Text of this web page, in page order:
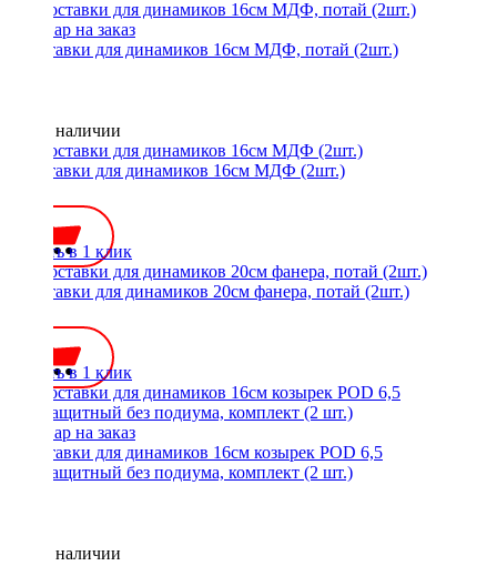
Проставки для динамиков 16см МДФ, потай (2шт.)
Нет в наличии
Проставки для динамиков 16см МДФ (2шт.)
Купить в 1 клик
Проставки для динамиков 20см фанера, потай (2шт.)
Купить в 1 клик
Проставки для динамиков 16см козырек POD 6,5
водозащитный без подиума, комплект (2 шт.)
Нет в наличии